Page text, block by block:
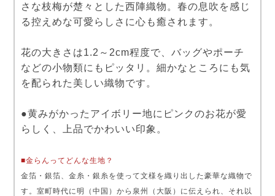
さな枝梅が楚々とした西陣織物。春の息吹を感じ
る控えめな可愛らしさに心も癒されます。
花の大きさは1.2～2cm程度で、バッグやポーチ
などの小物類にもピッタリ。細かなところにも気
を配られた美しい織物です。
●黄みがかったアイボリー地にピンクのお花が愛
らしく、上品でかわいい印象。
■金らんってどんな生地？
金箔・銀箔、金糸・銀糸を使って文様を織り出した豪華な織物で
す。室町時代に明（中国）から泉州（大阪）に伝えられ、それ以